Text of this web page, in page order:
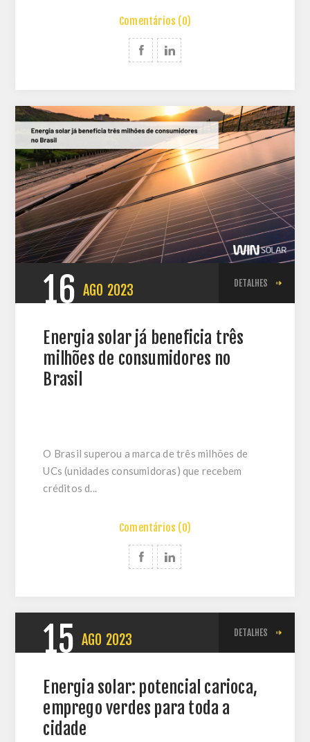
Comentários (0)
16 AGO 2023 DETALHES
Energia solar já beneficia três
milhões de consumidores no
Brasil
O Brasil superou a marca de três milhões de
UCs (unidades consumidoras) que recebem
créditos d...
Comentários (0)
15 AGO 2023 DETALHES
Energia solar: potencial carioca,
emprego verdes para toda a
cidade